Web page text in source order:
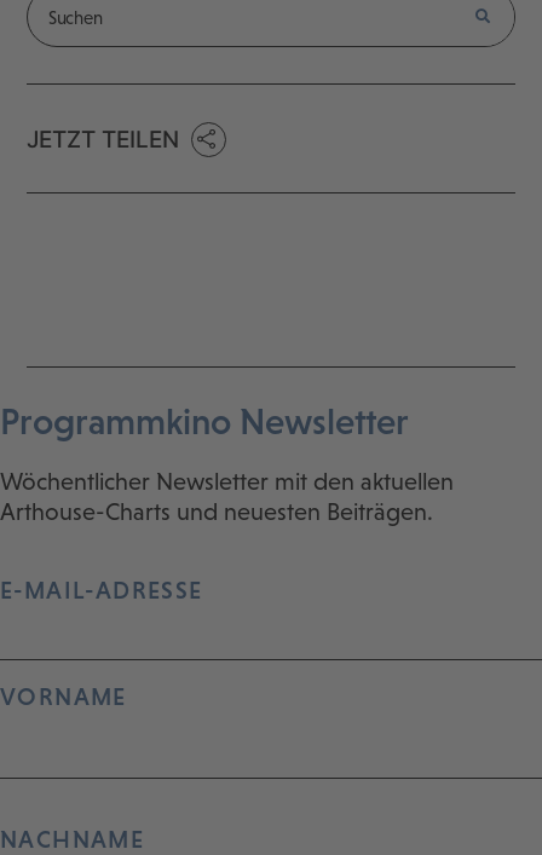
JETZT TEILEN
Programmkino Newsletter
Wöchentlicher Newsletter mit den aktuellen
Arthouse-Charts und neuesten Beiträgen.
E-MAIL-ADRESSE
VORNAME
NACHNAME